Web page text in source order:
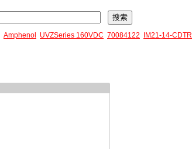
Amphenol UVZSeries 160VDC 70084122 IM21-14-CDTRI